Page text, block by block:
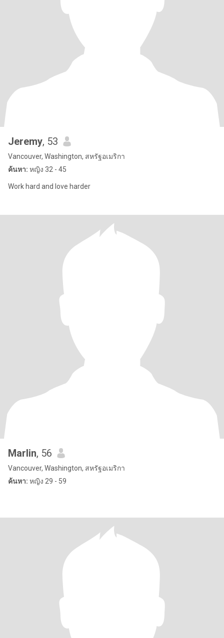
Jeremy, 53
Vancouver, Washington, สหรัฐอเมริกา
ค้นหา: หญิง 32 - 45
Work hard and love harder
Marlin, 56
Vancouver, Washington, สหรัฐอเมริกา
ค้นหา: หญิง 29 - 59